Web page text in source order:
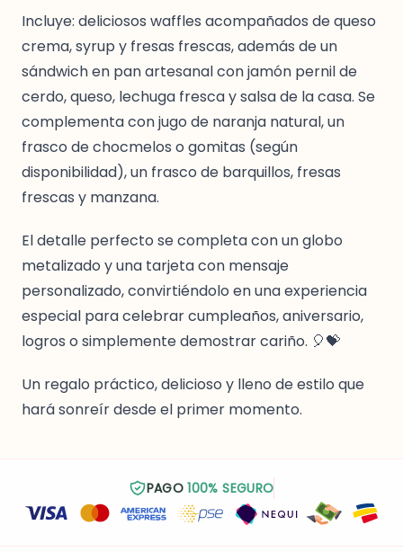
Incluye: deliciosos waffles acompañados de queso
crema, syrup y fresas frescas, además de un
sándwich en pan artesanal con jamón pernil de
cerdo, queso, lechuga fresca y salsa de la casa. Se
complementa con jugo de naranja natural, un
frasco de chocmelos o gomitas (según
disponibilidad), un frasco de barquillos, fresas
frescas y manzana.
El detalle perfecto se completa con un globo
metalizado y una tarjeta con mensaje
personalizado, convirtiéndolo en una experiencia
especial para celebrar cumpleaños, aniversario,
logros o simplemente demostrar cariño. 🎈💝
Un regalo práctico, delicioso y lleno de estilo que
hará sonreír desde el primer momento.
PAGO100% SEGURO